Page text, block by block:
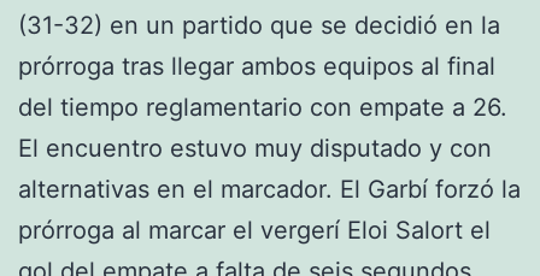
(31-32) en un partido que se decidió en la
prórroga tras llegar ambos equipos al final
del tiempo reglamentario con empate a 26.
El encuentro estuvo muy disputado y con
alternativas en el marcador. El Garbí forzó la
prórroga al marcar el vergerí Eloi Salort el